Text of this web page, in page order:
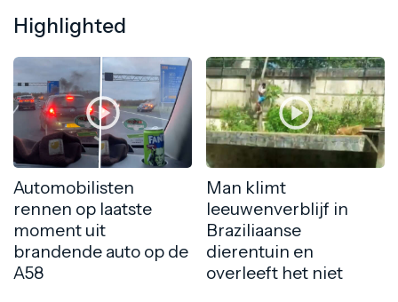
Highlighted
Automobilisten
rennen op laatste
moment uit
brandende auto op de
A58
Man klimt
leeuwenverblijf in
Braziliaanse
dierentuin en
overleeft het niet